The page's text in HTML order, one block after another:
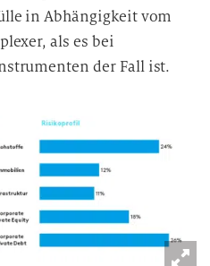
in Abhängigkeit vom
als es bei
der Fall ist.